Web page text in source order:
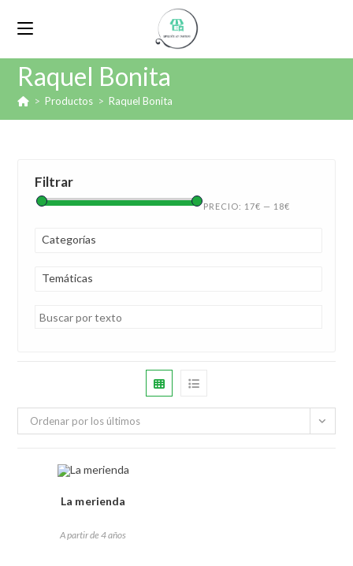
Raquel Bonita
> Productos > Raquel Bonita
Filtrar
PRECIO: 17€ — 18€
Categorías
Temáticas
Ordenar por los últimos
La merienda
A partir de 4 años